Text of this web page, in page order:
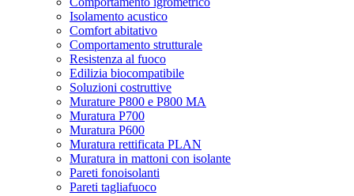
Isolamento acustico
Comfort abitativo
Comportamento strutturale
Resistenza al fuoco
Edilizia biocompatibile
Soluzioni costruttive
Murature P800 e P800 MA
Muratura P700
Muratura P600
Muratura rettificata PLAN
Muratura in mattoni con isolante
Pareti fonoisolanti
Pareti tagliafuoco